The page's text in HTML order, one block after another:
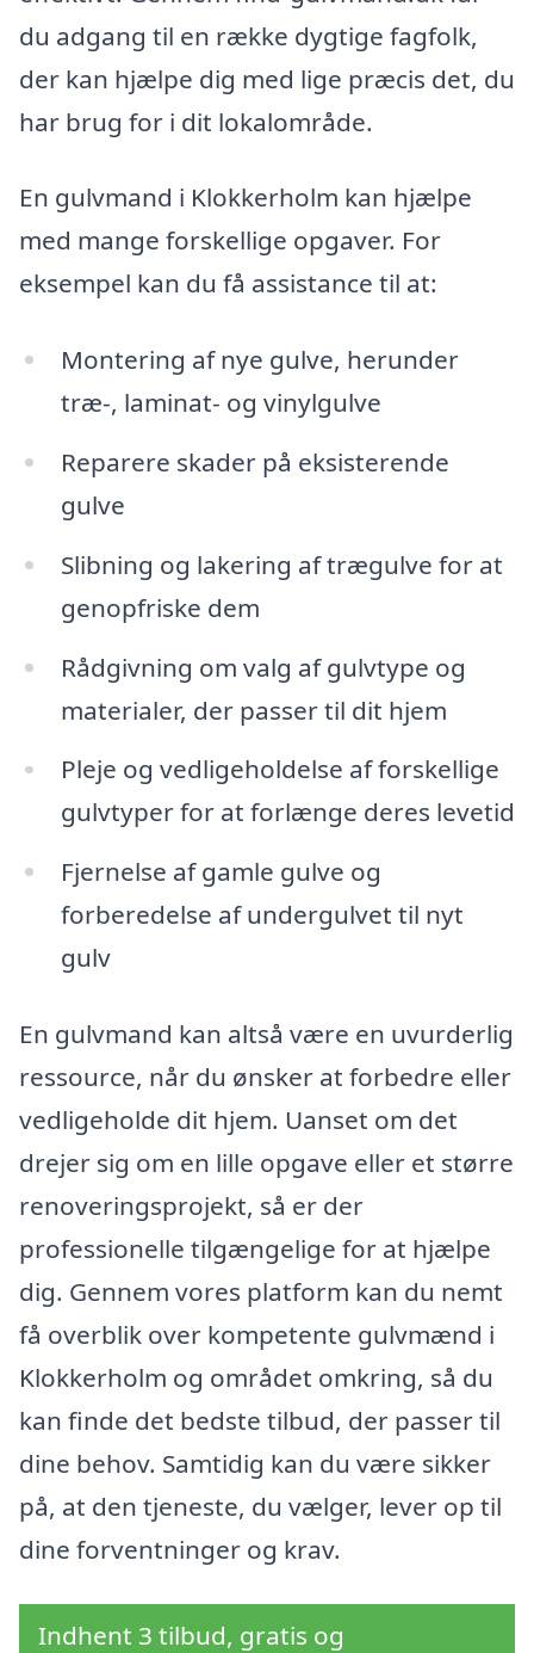
du adgang til en række dygtige fagfolk,
der kan hjælpe dig med lige præcis det, du
har brug for i dit lokalområde.
En gulvmand i Klokkerholm kan hjælpe
med mange forskellige opgaver. For
eksempel kan du få assistance til at:
Montering af nye gulve, herunder
træ-, laminat- og vinylgulve
Reparere skader på eksisterende
gulve
Slibning og lakering af trægulve for at
genopfriske dem
Rådgivning om valg af gulvtype og
materialer, der passer til dit hjem
Pleje og vedligeholdelse af forskellige
gulvtyper for at forlænge deres levetid
Fjernelse af gamle gulve og
forberedelse af undergulvet til nyt
gulv
En gulvmand kan altså være en uvurderlig
ressource, når du ønsker at forbedre eller
vedligeholde dit hjem. Uanset om det
drejer sig om en lille opgave eller et større
renoveringsprojekt, så er der
professionelle tilgængelige for at hjælpe
dig. Gennem vores platform kan du nemt
få overblik over kompetente gulvmænd i
Klokkerholm og området omkring, så du
kan finde det bedste tilbud, der passer til
dine behov. Samtidig kan du være sikker
på, at den tjeneste, du vælger, lever op til
dine forventninger og krav.
Indhent 3 tilbud, gratis og